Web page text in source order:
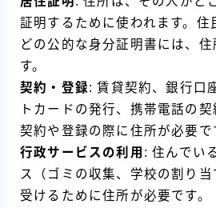
証明するために使われます。住
どの公的な身分証明書には、住
す。
契約・登録: 賃貸契約、銀行口
トカードの発行、携帯電話の
契約や登録の際に住所が必要で
行政サービスの利用 : 住んでい
ス（ゴミの収集、学校の割り当
受けるために住所が必要です。